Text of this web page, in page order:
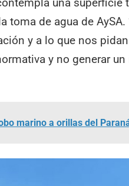
de agua de AySA.
y a lo que nos
y no generar
marino a orillas del